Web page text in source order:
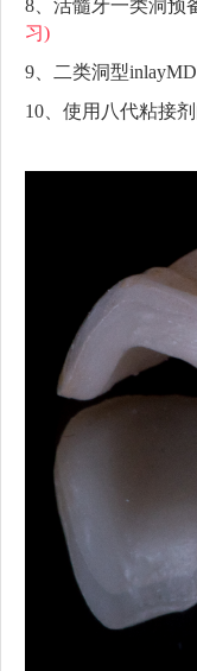
8、活髓牙一类洞预
习)
9、二类洞型
10、使用八代粘接